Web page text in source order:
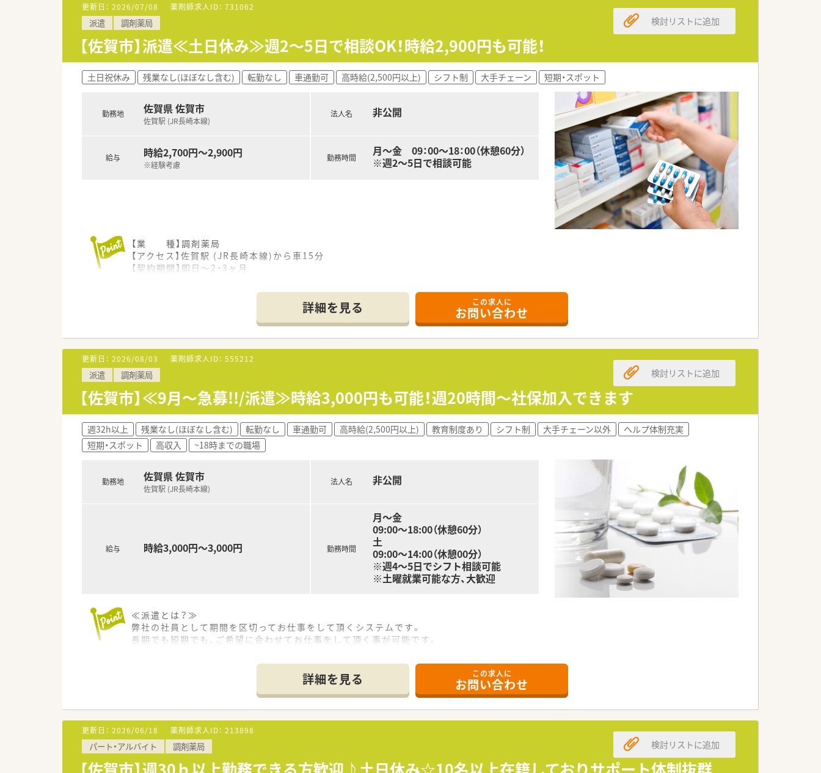
********************************
＼手厚いサポートが魅力のファルマスタッフ／
■万全のサポート体制：2名体制で担当がつきしっかりサポート！
■各種保険を完備：社会保険(週20時間以上)/雇用保険/薬剤師賠償責任保険
■充実の休暇制度：有給休暇(6ヶ月以上勤務)、夏季休暇、慶弔休暇など
ご希望条件に合わせて求人をお探しします！
更新日： 2026/07/08 薬剤師求人ID： 731062
派遣 調剤薬局
【佐賀市】派遣≪土日休み≫週2～5日で相談OK！時給2,900円も可能！
検討リストに追加
土日祝休み 残業なし(ほぼなし含む) 転勤なし 車通勤可 高時給(2,500円以上) シフト制 大手チェーン 短期・スポット
勤務地 佐賀県 佐賀市
佐賀駅 (JR長崎本線)
給与 時給2,700円～2,900円
※経験考慮
法人名 非公開
勤務時間
月～金 09：00～18：00（休憩60分）
※週2～5日で相談可能
【業 種】調剤薬局
【アクセス】佐賀駅 (JR長崎本線)から車15分
【契約期間】即日～2・3ヶ月
【勤務時間】月～金 09：00～18：00（休憩60分） ※週2～5日で相談可
********************************
＼手厚いサポートが魅力のファルマスタッフ／
■万全のサポート体制：2名体制で担当がつきしっかりサポート！
■各種保険を完備：社会保険(週20時間以上)/雇用保険/薬剤師賠償責任保険
■充実の休暇制度：有給休暇(6ヶ月以上勤務)、夏季休暇、慶弔休暇など
ご希望条件に合わせて求人をお探しします！
まずはお気軽にお問い合わせください。
詳細を見る この求人に
お問い合わせ
更新日： 2026/08/03 薬剤師求人ID： 555212
派遣 調剤薬局
【佐賀市】≪9月～急募!!/派遣≫時給3,000円も可能！週20時間～社保加入できます
検討リストに追加
週32h以上 残業なし(ほぼなし含む) 転勤なし 車通勤可 高時給(2,500円以上) 教育制度あり シフト制 大手チェーン以外
ヘルプ体制充実
短期・スポット
高収入 ~18時までの職場
勤務地 佐賀県 佐賀市
佐賀駅 (JR長崎本線)
給与 時給3,000円～3,000円
法人名 非公開
勤務時間
月～金
09:00～18:00（休憩60分）
土
09:00～14:00（休憩00分）
※週4～5日でシフト相談可能
※土曜就業可能な方、大歓迎
≪派遣とは？≫
弊社の社員として期間を区切ってお仕事をして頂くシステムです。
長期でも短期でも、ご希望に合わせてお仕事をして頂く事が可能です。
・転職活動中にブランクを空けたくない方
・将来的に独立を検討している方
・転居や留学の予定があり、期間を区切って働きたい方
・旅行や趣味の時間等ライフスタイルに合わせて休みを調整したい方
・高時給で効率的に働きたい方
◆派遣の魅力
詳細を見る この求人に
お問い合わせ
更新日： 2026/06/18 薬剤師求人ID： 213898
パート・アルバイト 調剤薬局 検討リストに追加